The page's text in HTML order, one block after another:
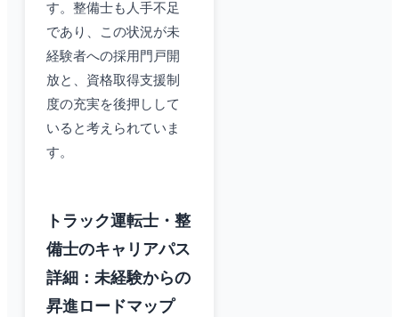
す。整備士も人手不足
であり、この状況が未
経験者への採用門戸開
放と、資格取得支援制
度の充実を後押しして
いると考えられていま
す。
トラック運転士・整
備士のキャリアパス
詳細：未経験からの
昇進ロードマップ